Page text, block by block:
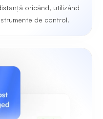
oricând, utilizând
de control.